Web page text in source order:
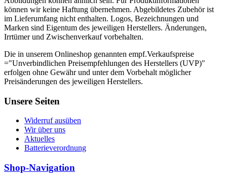
können wir keine Haftung übernehmen. Abgebildetes Zubehör ist
im Lieferumfang nicht enthalten. Logos, Bezeichnungen und
Marken sind Eigentum des jeweiligen Herstellers. Änderungen,
Irrtümer und Zwischenverkauf vorbehalten.
Die in unserem Onlineshop genannten empf.Verkaufspreise
="Unverbindlichen Preisempfehlungen des Herstellers (UVP)"
erfolgen ohne Gewähr und unter dem Vorbehalt möglicher
Preisänderungen des jeweiligen Herstellers.
Unsere Seiten
Widerruf ausüben
Wir über uns
Aktuelles
Batterieverordnung
Shop-Navigation